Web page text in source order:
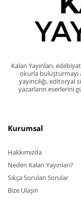
Kalan Yayınları,
okurla buluşturmayı
yayıncılığı,
yazarların eserlerini
Kurumsal
Hakkımızda
Neden Kalan Yayınları?
Sıkça Sorulan Sorular
Bize Ulaşın